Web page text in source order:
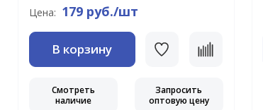
Цена: 179 руб./шт
В корзину
Смотреть
наличие
Запросить
оптовую цену